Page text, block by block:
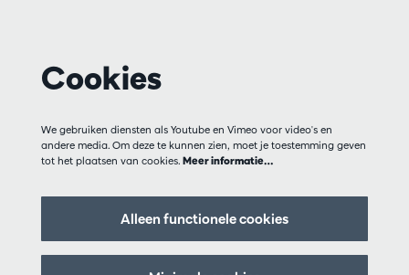
Cookies
We gebruiken diensten als Youtube en Vimeo voor video's en
andere media. Om deze te kunnen zien, moet je toestemming geven
tot het plaatsen van cookies. Meer informatie…
Alleen functionele cookies